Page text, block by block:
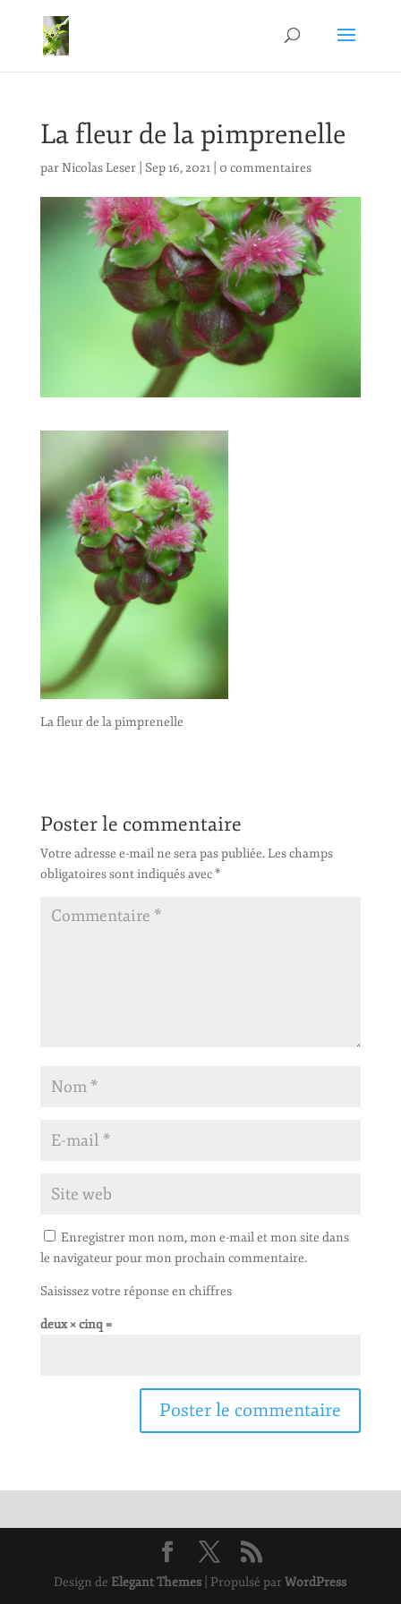
La fleur de la pimprenelle
parNicolas Leser| Sep 16, 2021| 0 commentaires
La fleur de la pimprenelle
Poster le commentaire
Votre adresse e-mail ne sera pas publiée.Les champs
obligatoires sont indiqués avec*
Enregistrer mon nom, mon e-mail et mon site dans
le navigateur pour mon prochain commentaire.
Saisissez votre réponse en chiffres
deux × cinq =
Design de Elegant Themes | Propulsé parWordPress